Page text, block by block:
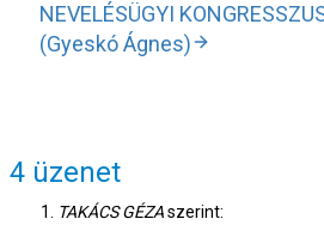
NEVELÉSÜGYI
(Gyeskó Ágnes)
4 üzenet
TAKÁCS GÉZAszerint: